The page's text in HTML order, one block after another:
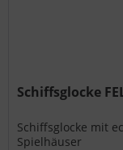
Schiffsglocke
Schiffsglocke mit
Spielhäuser